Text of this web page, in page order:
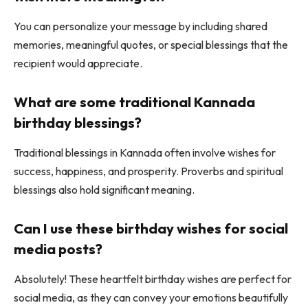
You can personalize your message by including shared
memories, meaningful quotes, or special blessings that the
recipient would appreciate.
What are some traditional Kannada
birthday blessings?
Traditional blessings in Kannada often involve wishes for
success, happiness, and prosperity. Proverbs and spiritual
blessings also hold significant meaning.
Can I use these birthday wishes for social
media posts?
Absolutely! These heartfelt birthday wishes are perfect for
social media, as they can convey your emotions beautifully